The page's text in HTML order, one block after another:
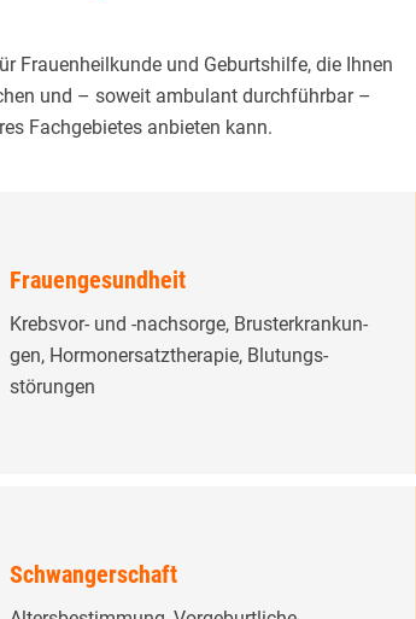
Frauenheil­kunde und Geburts­hilfe, die Ihnen
und – soweit ambulant durchführbar –
Fach­gebietes anbieten kann.
Frauengesundheit
Krebs­vor- und -nachsorge, Brust­erkran­kun­
gen, Hormon­­ersatz­­therapie, Blutungs­
störungen
Schwangerschaft